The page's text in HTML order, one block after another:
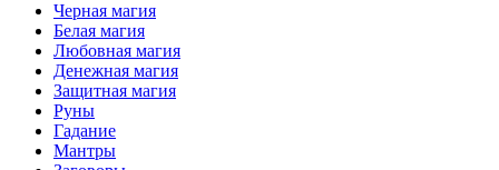
Черная магия
Белая магия
Любовная магия
Денежная магия
Защитная магия
Руны
Гадание
Мантры